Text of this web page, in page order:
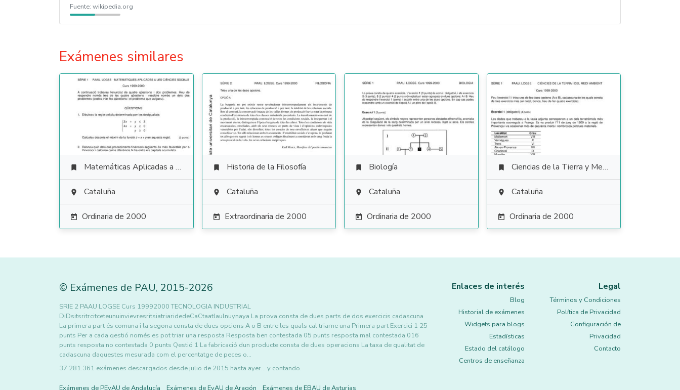
Fuente: wikipedia.org
Exámenes similares
 Matemáticas Aplicadas a las Ciencias Sociales
 Cataluña
 Ordinaria de 2000
 Historia de la Filosofía
 Cataluña
 Extraordinaria de 2000
 Biología
 Cataluña
 Ordinaria de 2000
 Ciencias de la Tierra y Medioambientales
 Cataluña
 Ordinaria de 2000
© Exámenes de PAU, 2015-2026
SRIE 2 PAAU LOGSE Curs 19992000 TECNOLOGIA INDUSTRIAL
DiDsitsritrcitceteunuinvievresritsiatriaridedeCaCtaatlaulnuynaya La prova consta de dues parts de dos exercicis cadascuna
La primera part és comuna i la segona consta de dues opcions A o B entre les quals cal triarne una Primera part Exercici 1 25
punts Per a cada qestió només es pot triar una resposta Resposta ben contestada 05 punts resposta mal contestada 016
punts resposta no contestada 0 punts Qestió 1 La fabricació dun producte consta de dues operacions La taxa de qualitat de
cadascuna daquestes mesurada com el percentatge de peces o…
37.281.361 exámenes descargados desde julio de 2015 hasta ayer... y contando.
Exámenes de PEvAU de Andalucía Exámenes de EvAU de Aragón Exámenes de EBAU de Asturias
Enlaces de interés
Blog
Historial de exámenes
Widgets para blogs
Estadísticas
Estado del catálogo
Centros de enseñanza
Legal
Términos y Condiciones
Política de Privacidad
Configuración de
Privacidad
Contacto